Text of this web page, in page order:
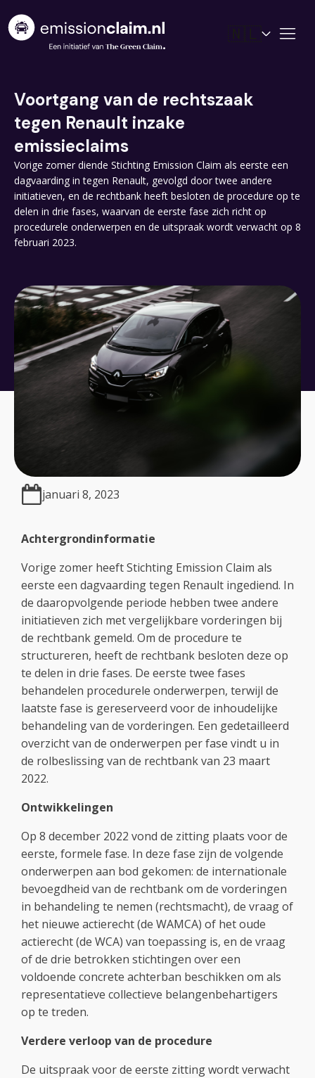
🇳🇱
Voortgang van de rechtszaak
tegen Renault inzake
emissieclaims
Vorige zomer diende Stichting Emission Claim als eerste een
dagvaarding in tegen Renault, gevolgd door twee andere
initiatieven, en de rechtbank heeft besloten de procedure op te
delen in drie fases, waarvan de eerste fase zich richt op
procedurele onderwerpen en de uitspraak wordt verwacht op 8
februari 2023.
januari 8, 2023
Achtergrondinformatie
Vorige zomer heeft Stichting Emission Claim als
eerste een dagvaarding tegen Renault ingediend. In
de daaropvolgende periode hebben twee andere
initiatieven zich met vergelijkbare vorderingen bij
de rechtbank gemeld. Om de procedure te
structureren, heeft de rechtbank besloten deze op
te delen in drie fases. De eerste twee fases
behandelen procedurele onderwerpen, terwijl de
laatste fase is gereserveerd voor de inhoudelijke
behandeling van de vorderingen. Een gedetailleerd
overzicht van de onderwerpen per fase vindt u in
de rolbeslissing van de rechtbank van 23 maart
2022.
Ontwikkelingen
Op 8 december 2022 vond de zitting plaats voor de
eerste, formele fase. In deze fase zijn de volgende
onderwerpen aan bod gekomen: de internationale
bevoegdheid van de rechtbank om de vorderingen
in behandeling te nemen (rechtsmacht), de vraag of
het nieuwe actierecht (de WAMCA) of het oude
actierecht (de WCA) van toepassing is, en de vraag
of de drie betrokken stichtingen over een
voldoende concrete achterban beschikken om als
representatieve collectieve belangenbehartigers
op te treden.
Verdere verloop van de procedure
De uitspraak voor de eerste zitting wordt verwacht